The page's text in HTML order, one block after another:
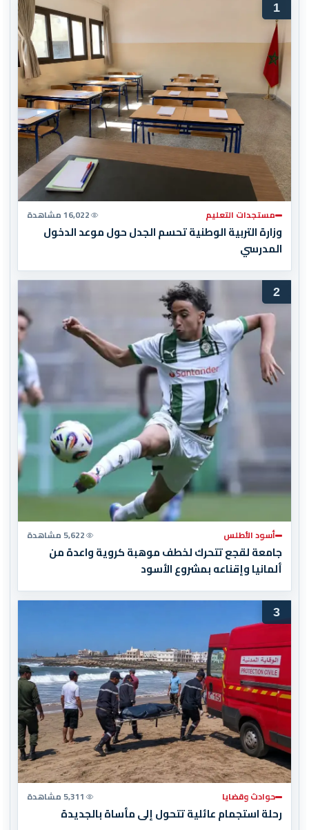
1
مستجدات التعليم 16,022 مشاهدة
وزارة التربية الوطنية تحسم الجدل حول موعد الدخول
المدرسي
2
أسود الأطلس 5,622 مشاهدة
جامعة لقجع تتحرك لخطف موهبة كروية واعدة من
ألمانيا وإقناعه بمشروع الأسود
3
حوادث وقضايا 5,311 مشاهدة
رحلة استجمام عائلية تتحول إلى مأساة بالجديدة